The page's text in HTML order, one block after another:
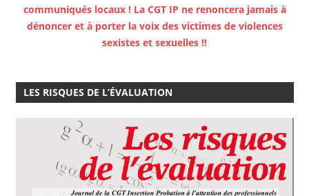
communiqués locaux ! La CGT IP ne renoncera jamais à
dénoncer et à porter la voix des victimes de violences
sexistes et sexuelles !!
LES RISQUES DE L’ÉVALUATION